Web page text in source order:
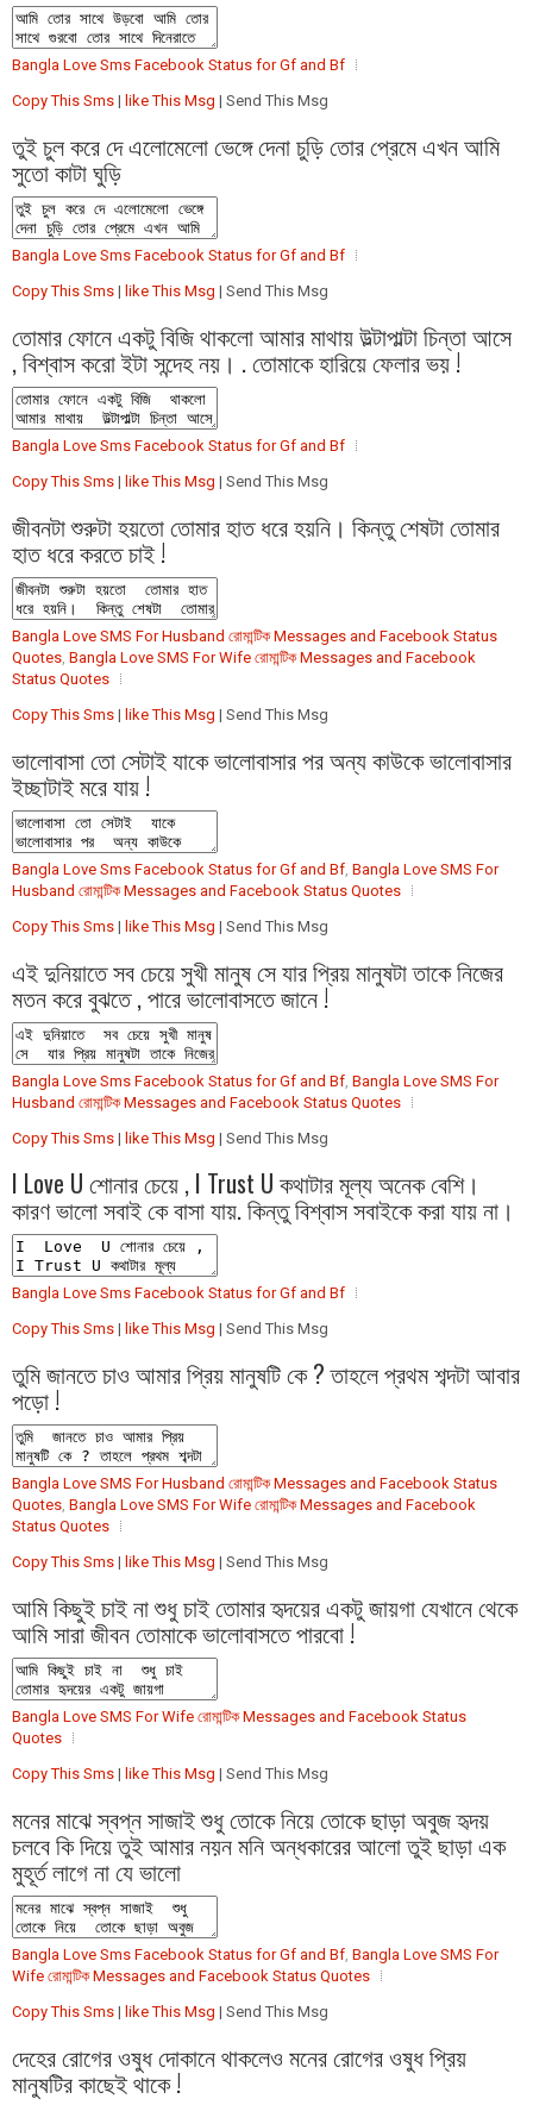
Bangla Love Sms Facebook Status for Gf and Bf
Copy This Sms | like This Msg | Send This Msg
তুই চুল করে দে এলোমেলো ভেঙ্গে দেনা চুড়ি তোর প্রেমে এখন আমি
সুতো কাটা ঘুড়ি
Bangla Love Sms Facebook Status for Gf and Bf
Copy This Sms | like This Msg | Send This Msg
তোমার ফোনে একটু বিজি থাকলো আমার মাথায় উল্টাপাল্টা চিন্তা আসে
, বিশ্বাস করো ইটা সন্দেহ নয়। . তোমাকে হারিয়ে ফেলার ভয় !
Bangla Love Sms Facebook Status for Gf and Bf
Copy This Sms | like This Msg | Send This Msg
জীবনটা শুরুটা হয়তো তোমার হাত ধরে হয়নি। কিন্তু শেষটা তোমার
হাত ধরে করতে চাই !
Bangla Love SMS For Husband রোমান্টিক Messages and Facebook Status
Quotes, Bangla Love SMS For Wife রোমান্টিক Messages and Facebook
Status Quotes
Copy This Sms | like This Msg | Send This Msg
ভালোবাসা তো সেটাই যাকে ভালোবাসার পর অন্য কাউকে ভালোবাসার
ইচ্ছাটাই মরে যায় !
Bangla Love Sms Facebook Status for Gf and Bf, Bangla Love SMS For
Husband রোমান্টিক Messages and Facebook Status Quotes
Copy This Sms | like This Msg | Send This Msg
এই দুনিয়াতে সব চেয়ে সুখী মানুষ সে যার প্রিয় মানুষটা তাকে নিজের
মতন করে বুঝতে , পারে ভালোবাসতে জানে !
Bangla Love Sms Facebook Status for Gf and Bf, Bangla Love SMS For
Husband রোমান্টিক Messages and Facebook Status Quotes
Copy This Sms | like This Msg | Send This Msg
I Love U শোনার চেয়ে , I Trust U কথাটার মূল্য অনেক বেশি।
কারণ ভালো সবাই কে বাসা যায়. কিন্তু বিশ্বাস সবাইকে করা যায় না।
Bangla Love Sms Facebook Status for Gf and Bf
Copy This Sms | like This Msg | Send This Msg
তুমি জানতে চাও আমার প্রিয় মানুষটি কে ? তাহলে প্রথম শব্দটা আবার
পড়ো !
Bangla Love SMS For Husband রোমান্টিক Messages and Facebook Status
Quotes, Bangla Love SMS For Wife রোমান্টিক Messages and Facebook
Status Quotes
Copy This Sms | like This Msg | Send This Msg
আমি কিছুই চাই না শুধু চাই তোমার হৃদয়ের একটু জায়গা যেখানে থেকে
আমি সারা জীবন তোমাকে ভালোবাসতে পারবো !
Bangla Love SMS For Wife রোমান্টিক Messages and Facebook Status
Quotes
Copy This Sms | like This Msg | Send This Msg
মনের মাঝে স্বপ্ন সাজাই শুধু তোকে নিয়ে তোকে ছাড়া অবুজ হৃদয়
চলবে কি দিয়ে তুই আমার নয়ন মনি অন্ধকারের আলো তুই ছাড়া এক
মুহূর্ত লাগে না যে ভালো
Bangla Love Sms Facebook Status for Gf and Bf, Bangla Love SMS For
Wife রোমান্টিক Messages and Facebook Status Quotes
Copy This Sms | like This Msg | Send This Msg
দেহের রোগের ওষুধ দোকানে থাকলেও মনের রোগের ওষুধ প্রিয়
মানুষটির কাছেই থাকে !